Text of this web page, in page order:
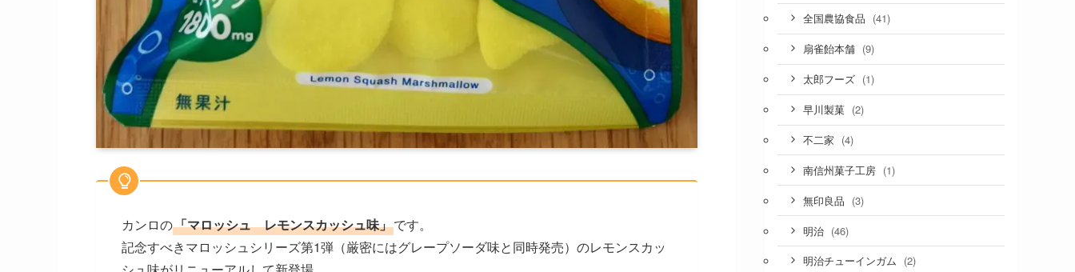
カンロの「マロッシュ レモンスカッシュ味」です。
記念すべきマロッシュシリーズ第1弾（厳密にはグレープソーダ味と同時発売）のレモンスカッ
全国農協食品 (41)
扇雀飴本舗 (9)
太郎フーズ (1)
早川製菓 (2)
不二家 (4)
南信州菓子工房 (1)
無印良品 (3)
明治 (46)
明治チューインガム (2)